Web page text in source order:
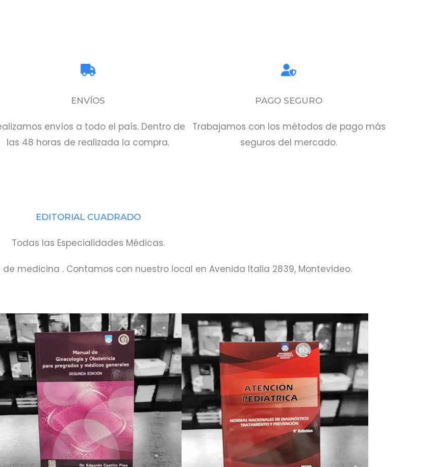
ENVÍOS
envíos a todo el país. Dentro de
las 48 horas de realizada la compra.
PAGO SEGURO
Trabajamos con los métodos de pago más
seguros del mercado.
EDITORIAL CUADRADO
Todas las Especialidades Médicas.
medicina . Contamos con nuestro local en Avenida Italia 2839, Montevideo.